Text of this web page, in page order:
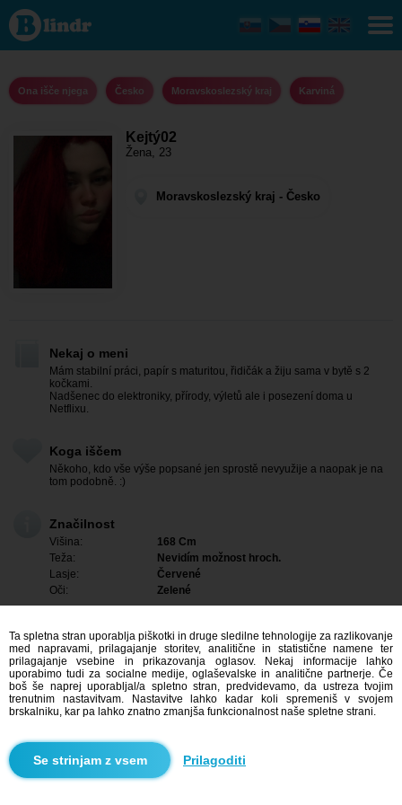
Kejtý02 - Ona
išče njega
Moravskoslezský
kraj - Karviná
Ona išče njega Česko Moravskoslezský kraj Karviná
Kejtý02
Žena, 23
Moravskoslezský kraj - Česko
Nekaj o meni
Mám stabilní práci, papír s maturitou, řidičák a žiju sama v bytě s 2
kočkami.
Nadšenec do elektroniky, přírody, výletů ale i posezení doma u
Netflixu.
Koga iščem
Někoho, kdo vše výše popsané jen sprostě nevyužije a naopak je na
tom podobně. :)
Značilnost
Višina:
168 Cm
Teža:
Nevidím možnost hroch.
Lasje:
Červené
Oči:
Zelené
Me zanima
Ta spletna stran uporablja piškotki in druge sledilne tehnologije za razlikovanje
med napravami, prilagajanje storitev, analitične in statistične namene ter
prilagajanje vsebine in prikazovanja oglasov. Nekaj informacije lahko
uporabimo tudi za socialne medije, oglaševalske in analitične partnerje. Če
boš še naprej uporabljal/a spletno stran, predvidevamo, da ustreza tvojim
trenutnim nastavitvam. Nastavitve lahko kadar koli spremeniš v svojem
brskalniku, kar pa lahko znatno zmanjša funkcionalnost naše spletne strani.
Prilagoditi